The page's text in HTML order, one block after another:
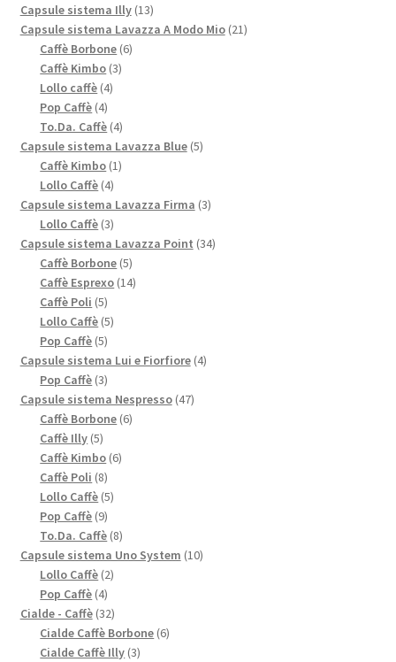
prodotti
Capsule sistema Illy 1313
prodotti
Capsule sistema Lavazza A Modo Mio 2121
Caffè Borbone 66
Caffè Kimbo 33
Lollo caffè 44
Pop Caffè 44
prodotti
To.Da. Caffè 44
prodotti
Capsule sistema Lavazza Blue 55
Caffè Kimbo 11
Lollo Caffè 44
prodotti
Capsule sistema Lavazza Firma 33
Lollo Caffè 33
prodotti
Capsule sistema Lavazza Point 3434
Caffè Borbone 55
prodotti
Caffè Esprexo 1414
Caffè Poli 55
prodotti
Lollo Caffè 55
Pop Caffè 55
prodotti
Capsule sistema Lui e Fiorfiore 44
Pop Caffè 33
prodotti
Capsule sistema Nespresso 4747
Caffè Borbone 66
Caffè Illy 55
prodotti
Caffè Kimbo 66
Caffè Poli 88
prodotti
Lollo Caffè 55
Pop Caffè 99
prodotti
To.Da. Caffè 88
prodotti
Capsule sistema Uno System 1010
Lollo Caffè 22
Pop Caffè 44
prodotti
Cialde - Caffè 3232
prodotti
Cialde Caffè Borbone 66
Cialde Caffè Illy 33